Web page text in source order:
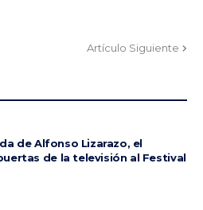
Artículo Siguiente
de Alfonso Lizarazo, el
de la televisión al Festival